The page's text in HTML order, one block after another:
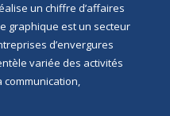
un chiffre d’affaires
graphique est un secteur
d’envergures
variée des activités